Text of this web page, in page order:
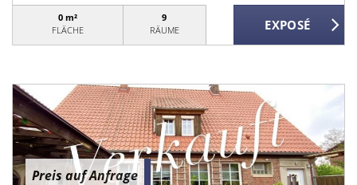
0 m²
FLÄCHE
9
RÄUME
Preis auf Anfrage